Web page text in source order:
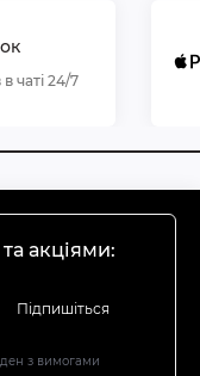
чаті 24/7
акціями:
Підпишіться
з вимогами